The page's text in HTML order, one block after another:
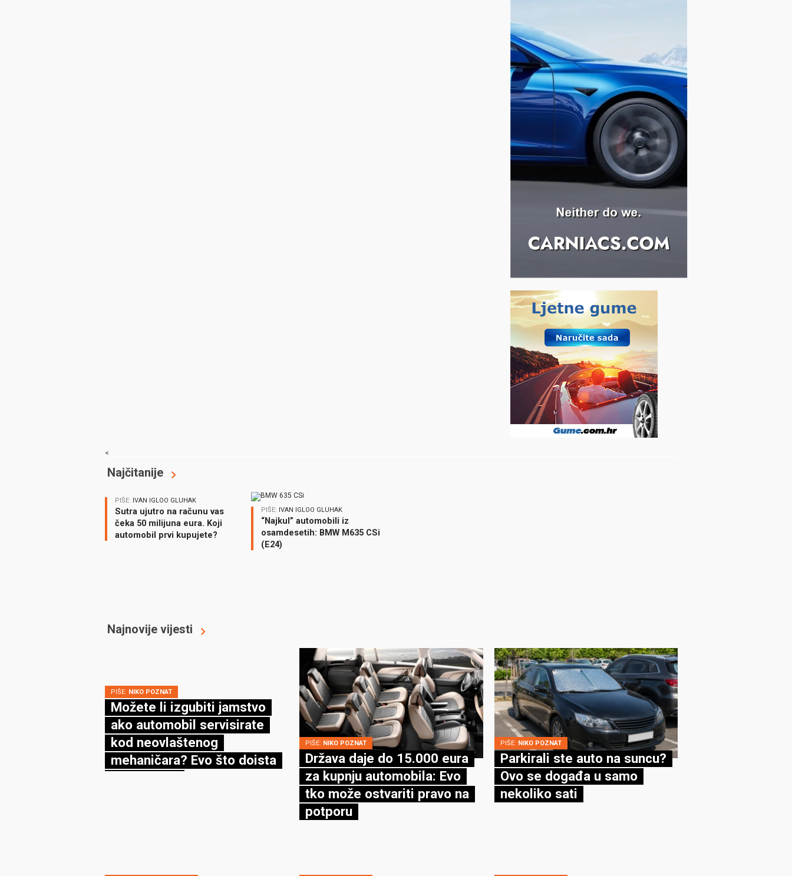
<
Najčitanije
PIŠE: IVAN IGLOO GLUHAK
Sutra ujutro na računu vas
čeka 50 milijuna eura. Koji
automobil prvi kupujete?
PIŠE: IVAN IGLOO GLUHAK
“Najkul” automobili iz
osamdesetih: BMW M635 CSi
(E24)
Najnovije vijesti
PIŠE: NIKO POZNAT
Možete li izgubiti jamstvo
ako automobil servisirate
kod neovlaštenog
mehaničara? Evo što doista
PIŠE: NIKO POZNAT
Država daje do 15.000 eura
za kupnju automobila: Evo
tko može ostvariti pravo na
potporu
PIŠE: NIKO POZNAT
Parkirali ste auto na suncu?
Ovo se događa u samo
nekoliko sati